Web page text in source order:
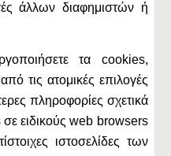
άλλων διαφημιστών ή
τα cookies,
τις ατομικές επιλογές
πληροφορίες σχετικά
σε ειδικούς web browsers
ιστοσελίδες των